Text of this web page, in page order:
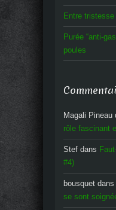
Entre tristesse
Purée “anti-
poules
Magali Pineau
rôle fascinant
Stef dans
#4)
bousquet dans
se sont